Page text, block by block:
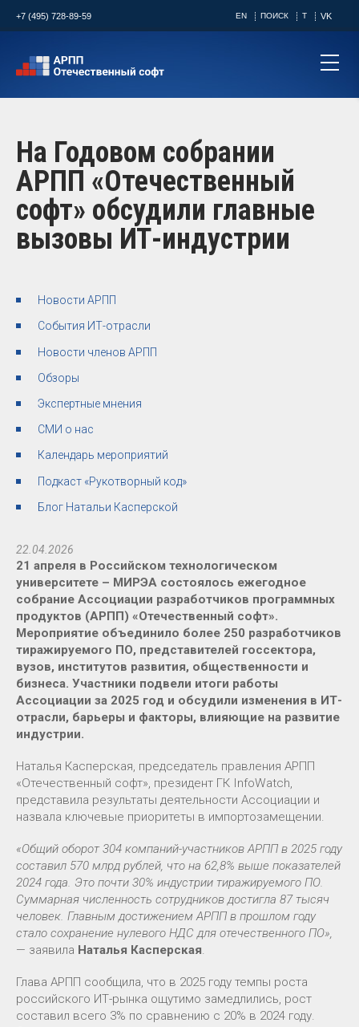
+7 (495) 728-89-59 EN ПОИСК T VK
На Годовом собрании
АРПП «Отечественный
софт» обсудили главные
вызовы ИТ-индустрии
Новости АРПП
События ИТ-отрасли
Новости членов АРПП
Обзоры
Экспертные мнения
СМИ о нас
Календарь мероприятий
Подкаст «Рукотворный код»
Блог Натальи Касперской
22.04.2026
21 апреля в Российском технологическом
университете – МИРЭА состоялось ежегодное
собрание Ассоциации разработчиков программных
продуктов (АРПП) «Отечественный софт».
Мероприятие объединило более 250 разработчиков
тиражируемого ПО, представителей госсектора,
вузов, институтов развития, общественности и
бизнеса. Участники подвели итоги работы
Ассоциации за 2025 год и обсудили изменения в ИТ-
отрасли, барьеры и факторы, влияющие на развитие
индустрии.
Наталья Касперская, председатель правления АРПП
«Отечественный софт», президент ГК InfoWatch,
представила результаты деятельности Ассоциации и
назвала ключевые приоритеты в импортозамещении.
«Общий оборот 304 компаний-участников АРПП в 2025 году
составил 570 млрд рублей, что на 62,8% выше показателей
2024 года. Это почти 30% индустрии тиражируемого ПО.
Суммарная численность сотрудников достигла 87 тысяч
человек. Главным достижением АРПП в прошлом году
стало сохранение нулевого НДС для отечественного ПО»,
— заявила Наталья Касперская.
Глава АРПП сообщила, что в 2025 году темпы роста
российского ИТ-рынка ощутимо замедлились, рост
составил всего 3% по сравнению с 20% в 2024 году.